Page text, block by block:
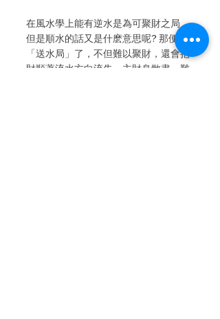
在風水學上能有逆水是為可聚財之局，
但是順水的話又是什麽意思呢? 那便是
「送水局」了，不但難以聚財，還會把
財順著流水方向流失，主財帛散盡，難